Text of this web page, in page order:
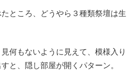
ところ、どうやら３種類祭壇は生
何もないように見えて、模様入り
と、隠し部屋が開くパターン。